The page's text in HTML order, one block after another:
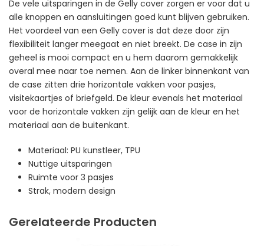
De vele uitsparingen in de Gelly cover zorgen er voor dat u
alle knoppen en aansluitingen goed kunt blijven gebruiken.
Het voordeel van een Gelly cover is dat deze door zijn
flexibiliteit langer meegaat en niet breekt. De case in zijn
geheel is mooi compact en u hem daarom gemakkelijk
overal mee naar toe nemen. Aan de linker binnenkant van
de case zitten drie horizontale vakken voor pasjes,
visitekaartjes of briefgeld. De kleur evenals het materiaal
voor de horizontale vakken zijn gelijk aan de kleur en het
materiaal aan de buitenkant.
Materiaal: PU kunstleer, TPU
Nuttige uitsparingen
Ruimte voor 3 pasjes
Strak, modern design
Gerelateerde Producten